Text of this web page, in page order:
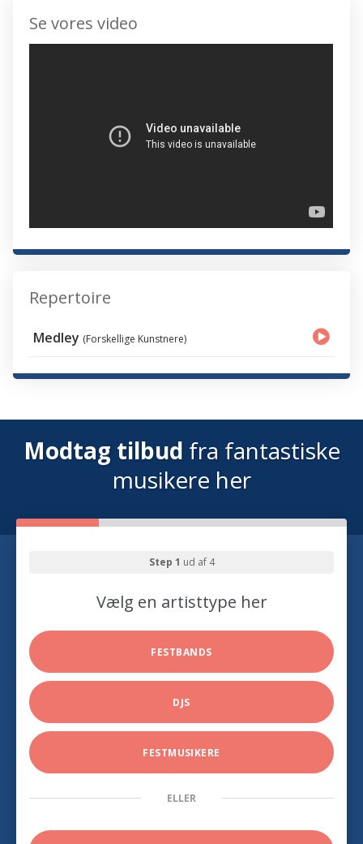
Se vores video
Repertoire
Medley (Forskellige Kunstnere)
Modtag tilbud fra fantastiske
musikere her
Step 1 ud af 4
Vælg en artisttype her
FESTBANDS
DJS
FESTMUSIKERE
ELLER